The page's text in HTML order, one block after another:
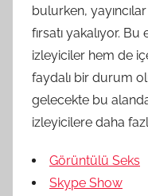
bulurken, yayıncılar
fırsatı yakalıyor.
izleyiciler hem de
faydalı bir durum
gelecekte bu
izleyicilere daha
Görüntülü Seks
Skype Show